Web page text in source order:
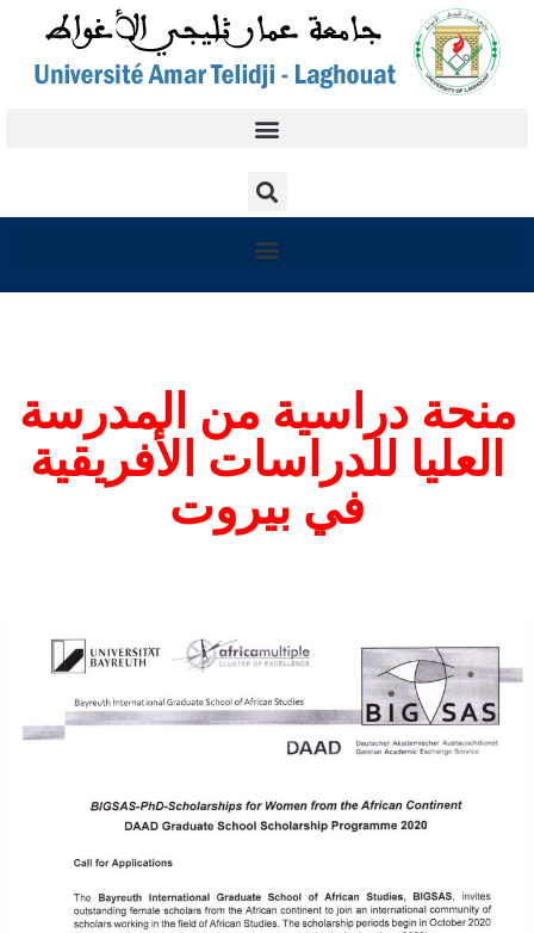
منحة دراسية من المدرسة
العليا للدراسات الأفريقية
في بيروت